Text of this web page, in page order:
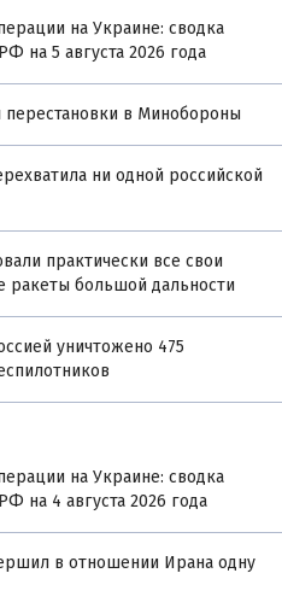
на Украине: сводка
на 5 августа 2026 года
перестановки в Минобороны
ни одной российской
практически все свои
ракеты большой дальности
уничтожено 475
на Украине: сводка
на 4 августа 2026 года
в отношении Ирана одну